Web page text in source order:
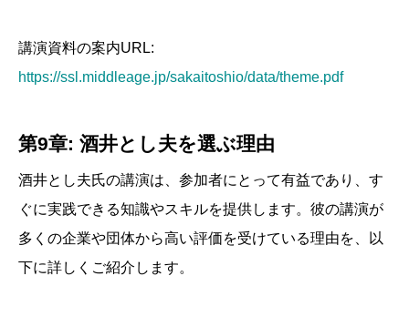
講演資料の案内URL:
https://ssl.middleage.jp/sakaitoshio/data/theme.pdf
第9章: 酒井とし夫を選ぶ理由
酒井とし夫氏の講演は、参加者にとって有益であり、す
ぐに実践できる知識やスキルを提供します。彼の講演が
多くの企業や団体から高い評価を受けている理由を、以
下に詳しくご紹介します。